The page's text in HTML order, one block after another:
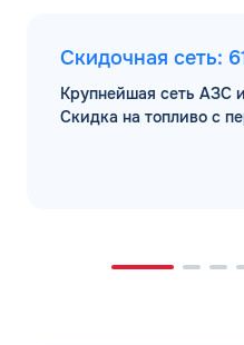
Скидочная сеть:
Крупнейшая сеть АЗС
Скидка на топливо с